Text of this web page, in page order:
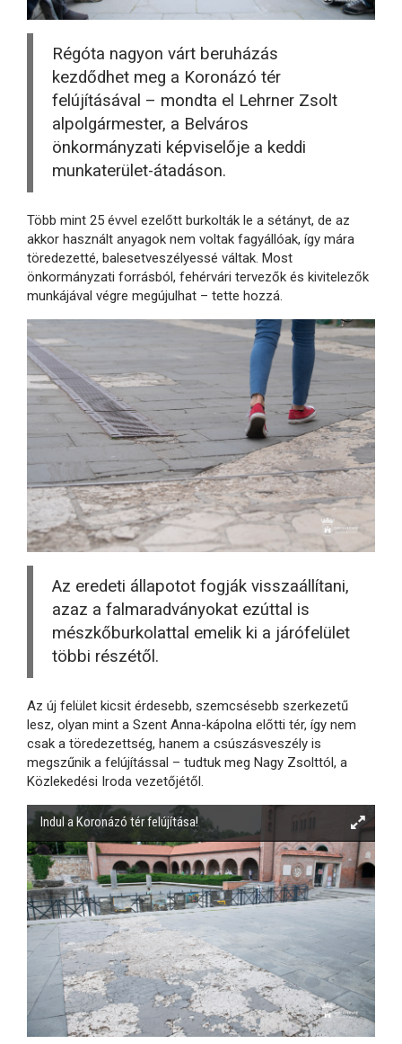
Régóta nagyon várt beruházás
kezdődhet meg a Koronázó tér
felújításával – mondta el Lehrner Zsolt
alpolgármester, a Belváros
önkormányzati képviselője a keddi
munkaterület-átadáson.
Több mint 25 évvel ezelőtt burkolták le a sétányt, de az
akkor használt anyagok nem voltak fagyállóak, így mára
töredezetté, balesetveszélyessé váltak. Most
önkormányzati forrásból, fehérvári tervezők és kivitelezők
munkájával végre megújulhat – tette hozzá.
Az eredeti állapotot fogják visszaállítani,
azaz a falmaradványokat ezúttal is
mészkőburkolattal emelik ki a járófelület
többi részétől.
Az új felület kicsit érdesebb, szemcsésebb szerkezetű
lesz, olyan mint a Szent Anna-kápolna előtti tér, így nem
csak a töredezettség, hanem a csúszásveszély is
megszűnik a felújítással – tudtuk meg Nagy Zsolttól, a
Közlekedési Iroda vezetőjétől.
Indul a Koronázó tér felújítása!